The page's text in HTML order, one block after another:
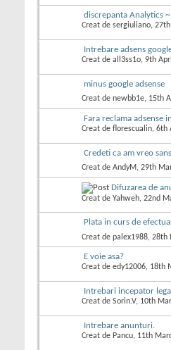
discrepanta Analytics ~
Creat de sergiuliano,
Intrebare adsens
Creat de all3ss1o, 9th
minus google adsense
Creat de newbb1e, 15th
Fara reclama adsense
Creat de florescualin, 6th
Credeti ca am vreo
Creat de AndyM, 29th
Difuzarea de
Creat de Yahweh, 22nd
Plata in curs de
Creat de palex1988, 28th
E voie asa?
Creat de edy12006, 18th
Intrebari incepator
Creat de Sorin.V, 10th
Intrebare anunturi.
Creat de Pancu, 11th